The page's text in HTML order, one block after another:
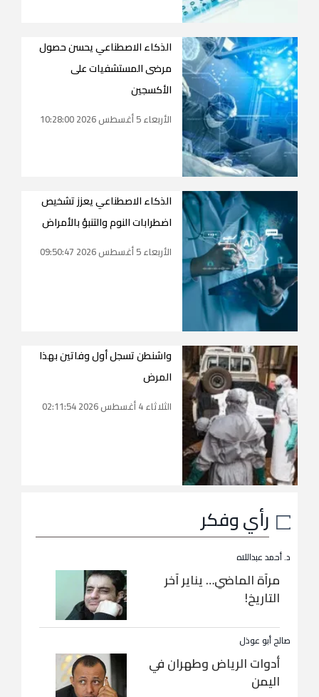
الذكاء الاصطناعي يحسن حصول
مرضى المستشفيات على
الأكسجين
الأربعاء 5 أغسطس 2026 10:28:00
الذكاء الاصطناعي يعزز تشخيص
اضطرابات النوم والتنبؤ بالأمراض
الأربعاء 5 أغسطس 2026 09:50:47
واشنطن تسجل أول وفاتين بهذا
المرض
الثلاثاء 4 أغسطس 2026 02:11:54
رأي وفكر
د. أحمد عبداللاه
مرآة الماضي… يناير آخر
التاريخ!
صالح أبو عوذل
أدوات الرياض وطهران في
اليمن